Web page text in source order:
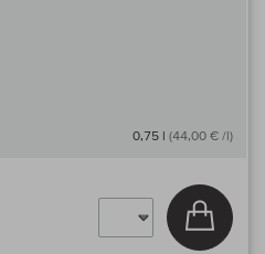
0,75 l (44,00 € /l)
In